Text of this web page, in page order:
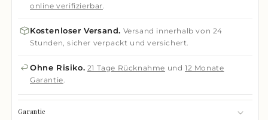
online verifizierbar
Kostenloser Versand. Versand innerhalb von 24
Stunden, sicher verpackt und versichert.
Ohne Risiko. 21 Tage Rücknahme und12 Monate
Garantie
Garantie